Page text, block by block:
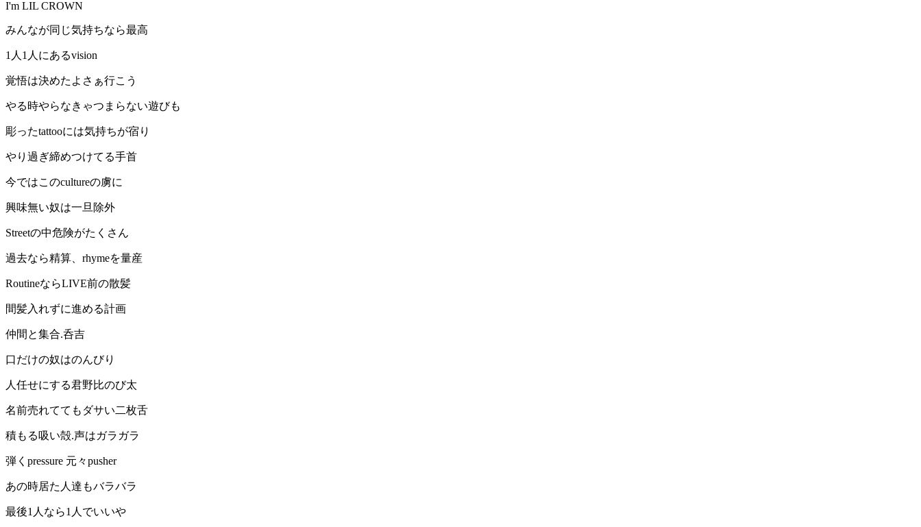
I'm LIL CROWN
みんなが同じ気持ちなら最高
1人1人にあるvision
覚悟は決めたよさぁ行こう
やる時やらなきゃつまらない遊びも
彫ったtattooには気持ちが宿り
やり過ぎ締めつけてる手首
今ではこのcultureの虜に
興味無い奴は一旦除外
Streetの中危険がたくさん
過去なら精算、rhymeを量産
RoutineならLIVE前の散髪
間髪入れずに進める計画
仲間と集合.呑吉
口だけの奴はのんびり
人任せにする君野比のび太
名前売れててもダサい二枚舌
積もる吸い殻.声はガラガラ
弾くpressure 元々pusher
あの時居た人達もバラバラ
最後1人なら1人でいいや